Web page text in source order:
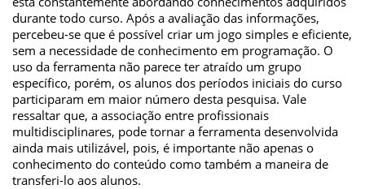
durante todo curso. Após a avaliação das informações,
percebeu-se que é possível criar um jogo simples e eficiente,
sem a necessidade de conhecimento em programação. O
uso da ferramenta não parece ter atraído um grupo
específico, porém, os alunos dos períodos iniciais do curso
participaram em maior número desta pesquisa. Vale
ressaltar que, a associação entre profissionais
multidisciplinares, pode tornar a ferramenta desenvolvida
ainda mais utilizável, pois, é importante não apenas o
conhecimento do conteúdo como também a maneira de
transferi-lo aos alunos.